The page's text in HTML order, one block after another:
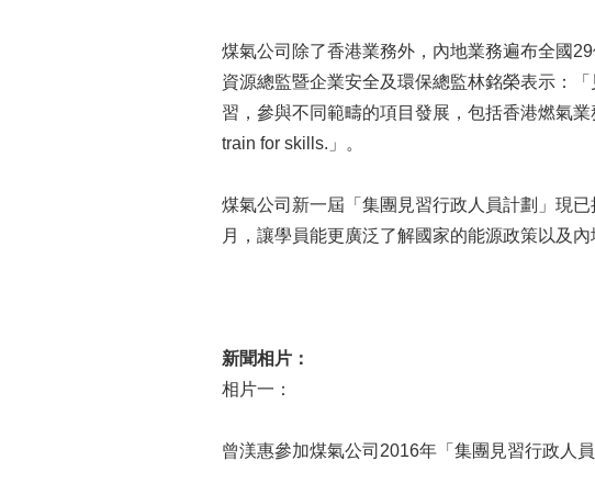
煤氣公司除了香港業務外，內地業務遍布全國
資源總監暨企業安全及環保總監林銘榮表示：
習，參與不同範疇的項目發展，包括香港燃氣
train for skills.」。
煤氣公司新一屆「集團見習行政人員計劃」現
月，讓學員能更廣泛了解國家的能源政策以及內
新聞相片 ：
相片一：
曾渼惠參加煤氣公司2016年「集團見習行政人